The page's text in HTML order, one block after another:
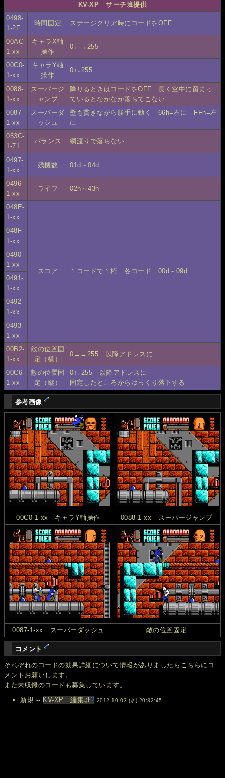
KV-XP サーチ班提供
0498-
1-2F
時間固定 ステージクリア時にコードをOFF
00AC-
1-xx
キャラX軸
操作
0←→255
00C0-
1-xx
キャラY軸
操作
0↑↓255
0088-
1-xx
スーパージ
ャンプ
降りるときはコードをOFF 長く空中に留まっ
ているとなかなか落ちてこない
0087-
1-xx
スーパーダ
ッシュ
壁も貫きながら勝手に動く 66h=右に FFh=左
に
053C-
1-71
バランス 綱渡りで落ちない
0497-
1-xx
残機数 01d～04d
0496-
1-xx
ライフ 02h～43h
048E-
1-xx
スコア １コードで１桁 各コード 00d～09d
048F-
1-xx
0490-
1-xx
0491-
1-xx
0492-
1-xx
0493-
1-xx
00B2-
1-xx
敵の位置固
定（横）
0←→255 以降アドレスに
00C6-
1-xx
敵の位置固
定（縦）
0↑↓255 以降アドレスに
固定したところからゆっくり落下する
参考画像
00C0-1-xx キャラY軸操作 0088-1-xx スーパージャンプ
0087-1-xx スーパーダッシュ 敵の位置固定
コメント
それぞれのコードの効果詳細について情報がありましたらこちらにコ
メントお願いします。
また未収録のコードも募集しています。
新規 -- KV-XP 編集班? 2012-10-03 (水) 20:32:45